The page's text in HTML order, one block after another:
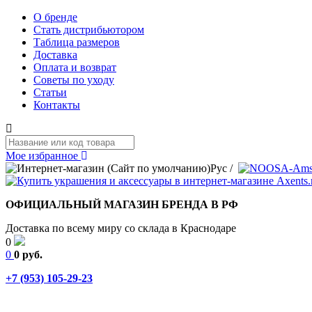
О бренде
Стать дистрибьютором
Таблица размеров
Доставка
Оплата и возврат
Советы по уходу
Статьи
Контакты
Мое избранное
Рус /
ОФИЦИАЛЬНЫЙ МАГАЗИН БРЕНДА В РФ
Доставка по всему миру со склада в Краснодаре
0
0 0 руб.
+7 (953) 105-29-23